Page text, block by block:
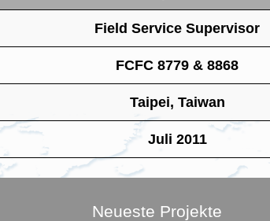
Field Service Supervisor
FCFC 8779 & 8868
Taipei, Taiwan
Juli 2011
Neueste Projekte